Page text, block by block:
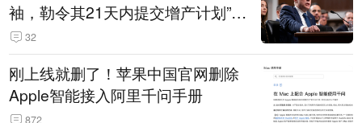
袖，勒令其21天内提交增产计划”，
五角大楼回应
32
刚上线就删了！苹果中国官网删除
Apple智能接入阿里千问手册
872